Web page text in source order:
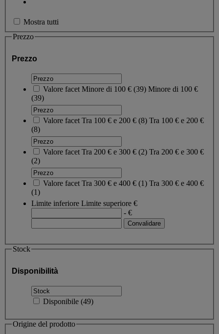
Mostra tutti
Prezzo
Prezzo
Valore facet Minore di 100 € (39) Minore di 100 €
(39)
Valore facet Tra 100 € e 200 € (8) Tra 100 € e 200 €
(8)
Valore facet Tra 200 € e 300 € (2) Tra 200 € e 300 €
(2)
Valore facet Tra 300 € e 400 € (1) Tra 300 € e 400 €
(1)
Limite inferiore Limite superiore €
- €
Stock
Disponibilità
Disponibile (49)
Origine del prodotto